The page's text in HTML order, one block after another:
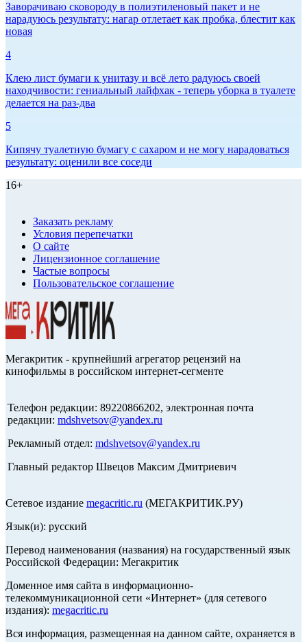
Заворачиваю сковороду в полиэтиленовый пакет и не
нарадуюсь результату: нагар отлетает как пробка, блестит как
новая
4
Клею лист бумаги к унитазу и всё лето радуюсь своей
находчивости: гениальный лайфхак - теперь уборка в туалете
делается на раз-два
5
Кипячу туалетную бумагу с сахаром и не могу нарадоваться
результату: оценили все соседи
16+
Заказать рекламу
Условия перепечатки
О сайте
Лицензионное соглашение
Частые вопросы
Пользовательское соглашение
Мегакритик - крупнейший агрегатор рецензий на
кинофильмы в российском интернет-сегменте
Телефон редакции: 89220866202, электронная почта
редакции: mdshvetsov@yandex.ru
Рекламный отдел: mdshvetsov@yandex.ru
Главный редактор Швецов Максим Дмитриевич
Сетевое издание megacritic.ru (МЕГАКРИТИК.РУ)
Язык(и): русский
Перевод наименования (названия) на государственный язык
Российской Федерации: Мегакритик
Доменное имя сайта в информационно-
телекоммуникационной сети «Интернет» (для сетевого
издания): megacritic.ru
Вся информация, размещенная на данном сайте, охраняется в